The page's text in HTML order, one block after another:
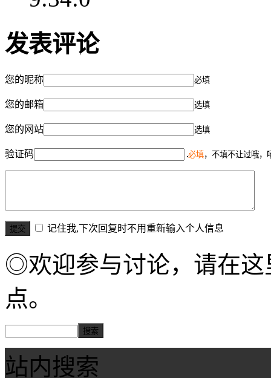
发表评论
您的昵称 必填
您的邮箱 选填
您的网站 选填
验证码 必填，不填不让过哦，
记住我,下次回复时不用重新输入个人信息
◎欢迎参与讨论，请在这
点。
站内搜索